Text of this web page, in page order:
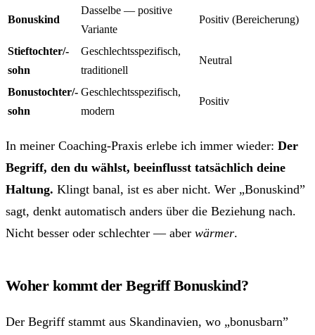
Bonuskind
Dasselbe — positive
Variante
Positiv (Bereicherung)
Stieftochter/-
sohn
Geschlechtsspezifisch,
traditionell
Neutral
Bonustochter/-
sohn
Geschlechtsspezifisch,
modern
Positiv
In meiner Coaching-Praxis erlebe ich immer wieder: Der
Begriff, den du wählst, beeinflusst tatsächlich deine
Haltung. Klingt banal, ist es aber nicht. Wer „Bonuskind”
sagt, denkt automatisch anders über die Beziehung nach.
Nicht besser oder schlechter — aber wärmer.
Woher kommt der Begriff Bonuskind?
Der Begriff stammt aus Skandinavien, wo „bonusbarn”